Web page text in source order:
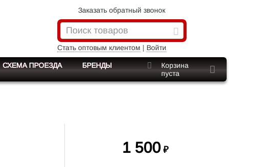
Заказать обратный звонок
Стать оптовым клиентом | Войти
СХЕМА ПРОЕЗДА БРЕНДЫ
Корзина
пуста
1 500 ₽